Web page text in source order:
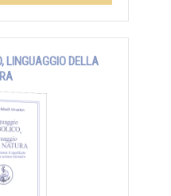
LINGUAGGIO DELLA